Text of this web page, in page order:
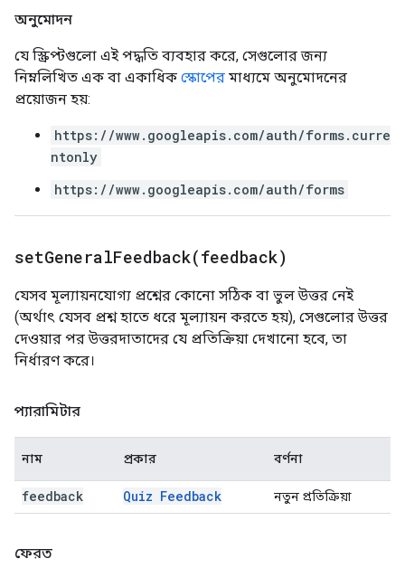
অনুমোদন
যে স্ক্রিপ্টগুলো এই পদ্ধতি ব্যবহার করে, সেগুলোর জন্য
নিম্নলিখিত এক বা একাধিক স্কোপের মাধ্যমে অনুমোদনের
প্রয়োজন হয়:
https://www.googleapis.com/auth/forms.curre
ntonly
https://www.googleapis.com/auth/forms
setGeneralFeedback(feedback)
যেসব মূল্যায়নযোগ্য প্রশ্নের কোনো সঠিক বা ভুল উত্তর নেই
(অর্থাৎ যেসব প্রশ্ন হাতে ধরে মূল্যায়ন করতে হয়), সেগুলোর উত্তর
দেওয়ার পর উত্তরদাতাদের যে প্রতিক্রিয়া দেখানো হবে, তা
নির্ধারণ করে।
প্যারামিটার
নাম প্রকার বর্ণনা
feedback Quiz Feedback নতুন প্রতিক্রিয়া
ফেরত